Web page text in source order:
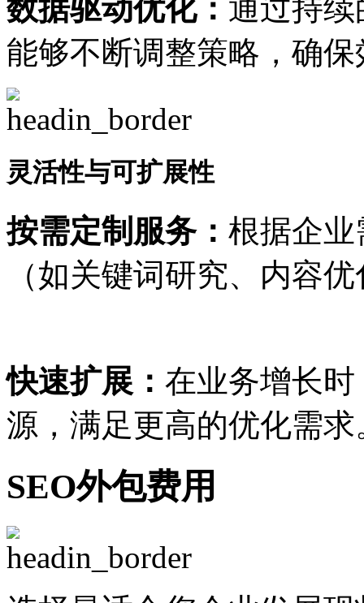
数据驱动优化： 通过持
能够不断调整策略，确
灵活性与可扩展性
按需定制服务： 根据企业
（如关键词研究、内容
快速扩展： 在业务增长
源，满足更高的优化需求
SEO外包费用